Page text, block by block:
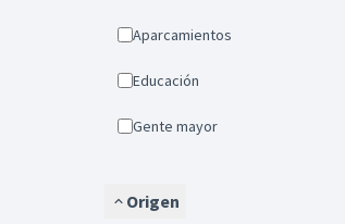
Aparcamientos
Educación
Gente mayor
Origen